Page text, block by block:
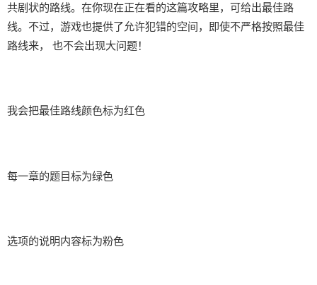
共剧状的路线。在你现在正在看的这篇攻略里，可给出最佳路
线。不过，游戏也提供了允许犯错的空间，即使不严格按照最佳
路线来， 也不会出现大问题！
我会把最佳路线颜色标为红色
每一章的题目标为绿色
选项的说明内容标为粉色